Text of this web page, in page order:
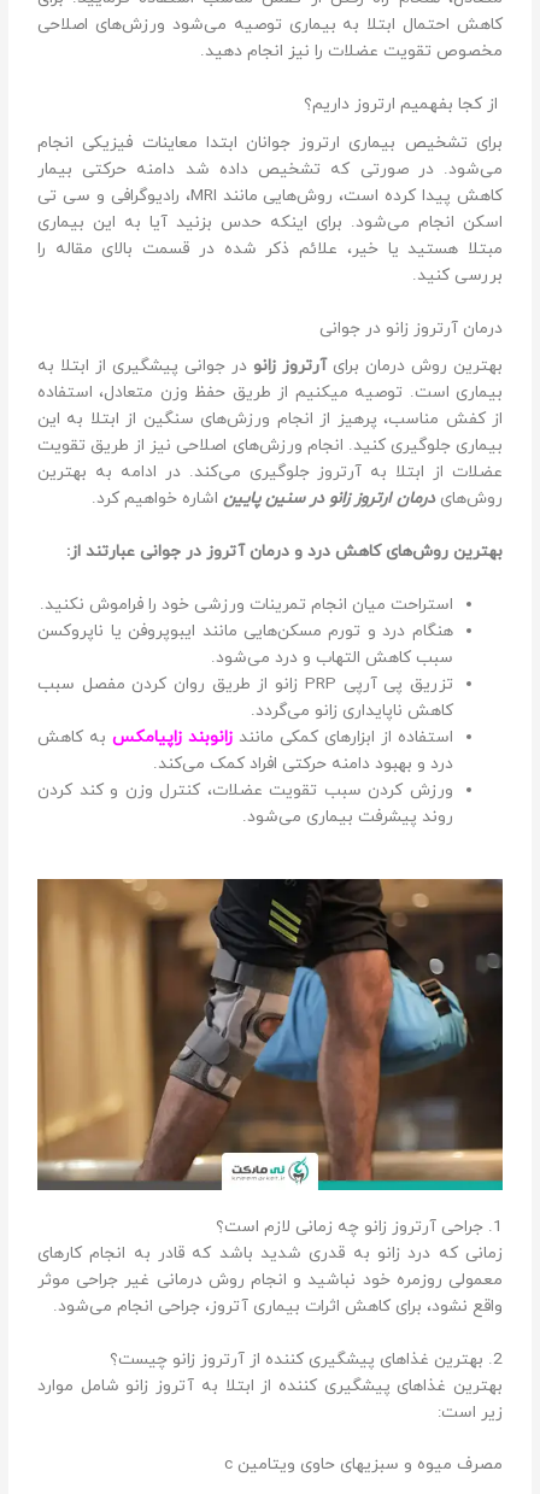
کاهش احتمال ابتلا به بیماری توصیه می‌شود ورزش‌های اصلاحی
مخصوص تقویت عضلات را نیز انجام دهید.
از کجا بفهمیم ارتروز داریم؟
برای تشخیص بیماری ارتروز جوانان ابتدا معاینات فیزیکی انجام
می‌شود. در صورتی که تشخیص داده شد دامنه حرکتی بیمار
کاهش پیدا کرده است، روش‌هایی مانند MRI، رادیوگرافی و سی تی
اسکن انجام می‌شود. برای اینکه حدس بزنید آیا به این بیماری
مبتلا هستید یا خیر، علائم ذکر شده در قسمت بالای مقاله را
بررسی کنید.
درمان آرتروز زانو در جوانی
بهترین روش درمان برایآرتروز زانو در جوانی پیشگیری از ابتلا به
بیماری است. توصیه میکنیم از طریق حفظ وزن متعادل، استفاده
از کفش مناسب، پرهیز از انجام ورزش‌های سنگین از ابتلا به این
بیماری جلوگیری کنید. انجام ورزش‌های اصلاحی نیز از طریق تقویت
عضلات از ابتلا به آرتروز جلوگیری می‌کند. در ادامه به بهترین
روش‌هایدرمان ارتروز زانو در سنین پایین اشاره خواهیم کرد.
بهترین روش‌های کاهش درد و درمان آتروز در جوانی عبارتند از:
استراحت میان انجام تمرینات ورزشی خود را فراموش نکنید.
هنگام درد و تورم مسکن‌هایی مانند ایبوپروفن یا ناپروکسن
سبب کاهش التهاب و درد می‌شود.
تزریق پی آرپی PRP زانو از طریق روان کردن مفصل سبب
کاهش ناپایداری زانو می‌گردد.
استفاده از ابزارهای کمکی مانند زانوبند زاپیامکسبه کاهش
درد و بهبود دامنه حرکتی افراد کمک می‌کند.
ورزش کردن سبب تقویت عضلات، کنترل وزن و کند کردن
روند پیشرفت بیماری می‌شود.
1. جراحی آرتروز زانو چه زمانی لازم است؟
زمانی که درد زانو به قدری شدید باشد که قادر به انجام کارهای
معمولی روزمره خود نباشید و انجام روش درمانی غیر جراحی موثر
واقع نشود، برای کاهش اثرات بیماری آتروز، جراحی انجام می‌شود.
2. بهترین غذاهای پیشگیری کننده از آرتروز زانو چیست؟
بهترین غذاهای پیشگیری کننده از ابتلا به آتروز زانو شامل موارد
زیر است:
مصرف میوه و سبزیهای حاوی ویتامین c